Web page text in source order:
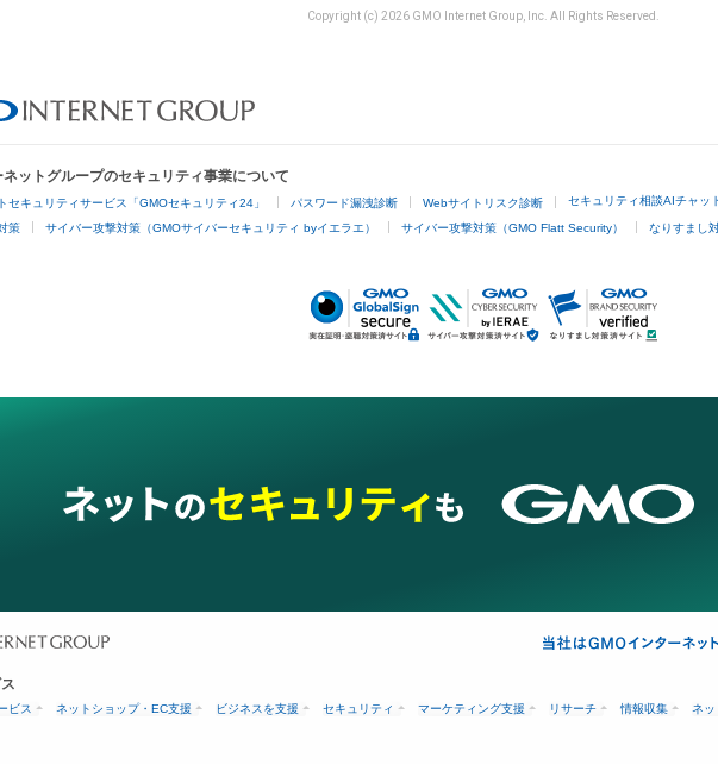
Copyright (c) 2026 GMO Internet Group, Inc. All Rights Reserved.
ットグループのセキュリティ事業について
セキュリティサービス「GMOセキュリティ24」 パスワード漏洩診断 Webサイトリスク診断 セキュリティ相談AIチャッ
策 サイバー攻撃対策（GMOサイバーセキュリティ byイエラエ） サイバー攻撃対策（GMO Flatt Security） なりすまし
ビス ネットショップ・EC支援 ビジネスを支援 セキュリティ マーケティング支援 リサーチ 情報収集 ネッ